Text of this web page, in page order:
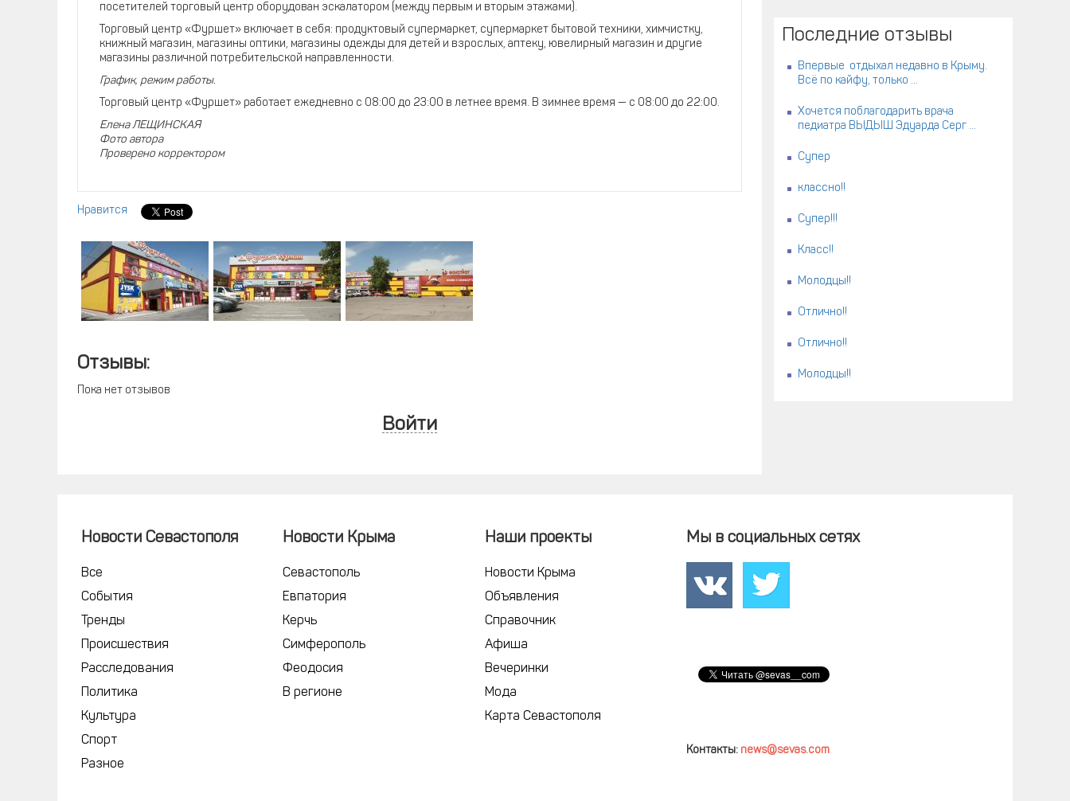
посетителей торговый центр оборудован эскалатором (между первым и вторым этажами).
Торговый центр «Фуршет» включает в себя: продуктовый супермаркет, супермаркет бытовой техники, химчистку,
книжный магазин, магазины оптики, магазины одежды для детей и взрослых, аптеку, ювелирный магазин и другие
магазины различной потребительской направленности.
График, режим работы.
Торговый центр «Фуршет» работает ежедневно с 08:00 до 23:00 в летнее время. В зимнее время — с 08:00 до 22:00.
Елена ЛЕЩИНСКАЯ
Фото автора
Проверено корректором
Нравится
Отзывы:
Пока нет отзывов
Войти
Последние отзывы
Впервые отдыхал недавно в Крыму.
Всё по кайфу, только ...
Хочется поблагодарить врача
педиатра ВЫДЫШ Эдуарда Серг ...
Супер
классно!!
Супер!!!
Класс!!
Молодцы!!
Отлично!!
Отлично!!
Молодцы!!
Новости Севастополя
Все
События
Тренды
Происшествия
Расследования
Политика
Культура
Спорт
Разное
Новости Крыма
Севастополь
Евпатория
Керчь
Симферополь
Феодосия
В регионе
Наши проекты
Новости Крыма
Объявления
Справочник
Афиша
Вечеринки
Мода
Карта Севастополя
Мы в социальных сетях
Контакты: news@sevas.com